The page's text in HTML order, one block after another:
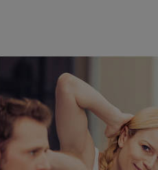
27./28.08.26
30.08./06./13.09.26